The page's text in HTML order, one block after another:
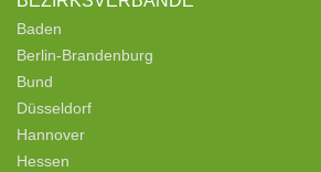
Baden
Berlin-Brandenburg
Bund
Düsseldorf
Hannover
Hessen